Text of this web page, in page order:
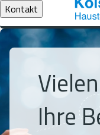
Kontakt
Ihre